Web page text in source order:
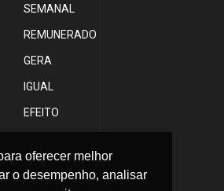
oferecer melhor
o desempenho, analisar
oferecer melhor
o desempenho, analisar
SEMANAL
REMUNERADO
GERA
IGUAL
EFEITO
VERBAS